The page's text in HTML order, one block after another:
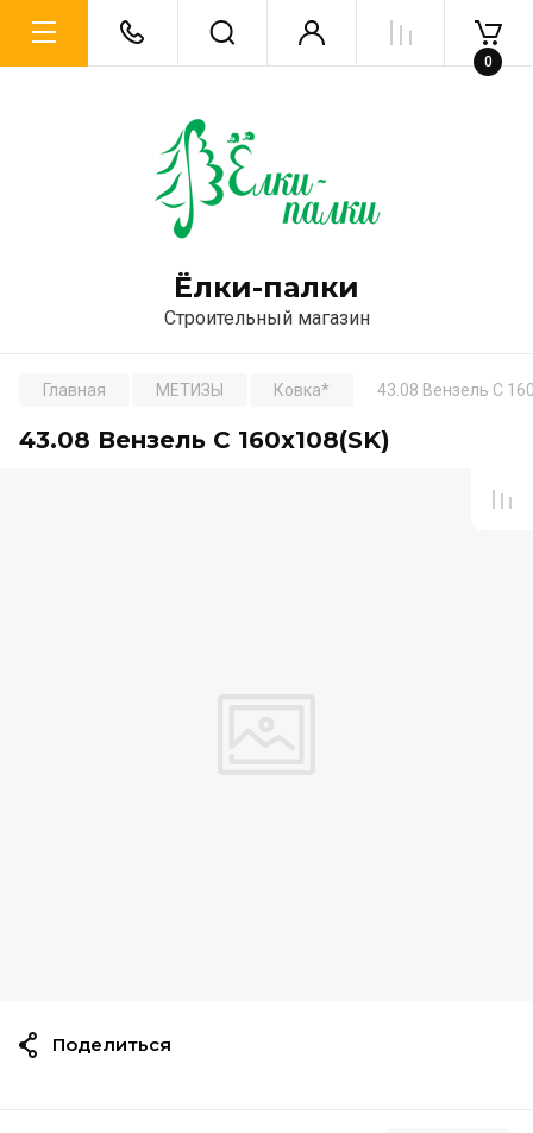
Ёлки-палки
Строительный магазин
0
Главная МЕТИЗЫ Ковка* 43.08 Вензель С
43.08 Вензель С 160х108(SK)
Поделиться